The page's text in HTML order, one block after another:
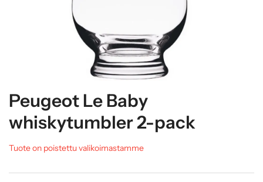
Peugeot Le Baby
whiskytumbler 2-pack
Tuote on poistettu valikoimastamme